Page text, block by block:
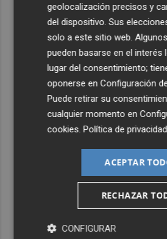
geolocalización precisos y
del dispositivo. Sus
solo a este sitio web.
pueden basarse en el interés
lugar del consentimiento;
oponerse enConfiguración
Puede retirar su
cualquier momento en
cookies .Política de privacidad
ACEPTAR
RECHAZAR
CONFIGURAR